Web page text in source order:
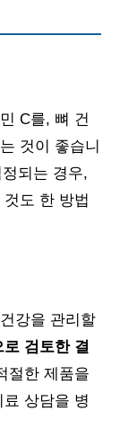
C를, 뼈 건
것이 좋습니
되는 경우,
도 한 방법
강을 관리할
로 검토한 결
절한 제품을
상담을 병